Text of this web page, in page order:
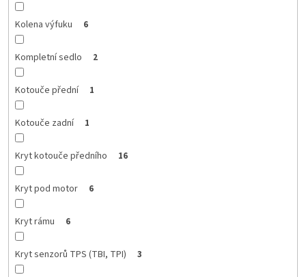
Kolena výfuku 6
Kompletní sedlo 2
Kotouče přední 1
Kotouče zadní 1
Kryt kotouče předního 16
Kryt pod motor 6
Kryt rámu 6
Kryt senzorů TPS (TBI, TPI) 3